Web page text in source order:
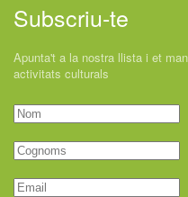
Subscriu-te
Apunta't a la nostra llista i et
activitats culturals